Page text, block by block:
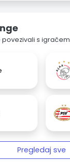
povezivali s igračem
Pregledaj sve